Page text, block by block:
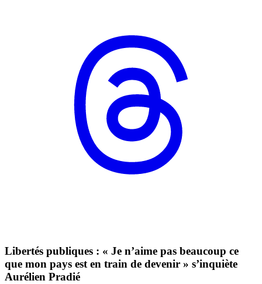
Libertés publiques : « Je n’aime pas beaucoup ce
que mon pays est en train de devenir » s’inquiète
Aurélien Pradié